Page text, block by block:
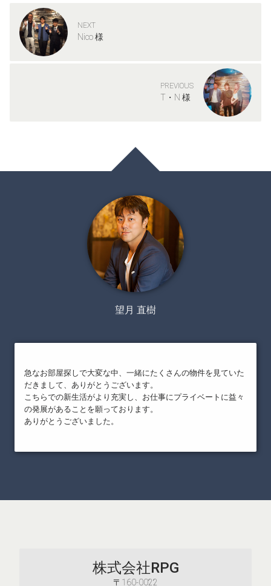
NEXT
Nico 様
PREVIOUS
T・N 様
望月 直樹
急なお部屋探しで大変な中、一緒にたくさんの物件を見ていた
だきまして、ありがとうございます。
こちらでの新生活がより充実し、お仕事にプライベートに益々
の発展があることを願っております。
ありがとうございました。
株式会社RPG
〒160-0022